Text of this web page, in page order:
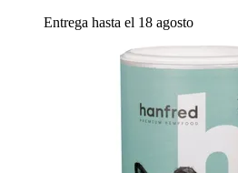
Entrega hasta el 18 agosto